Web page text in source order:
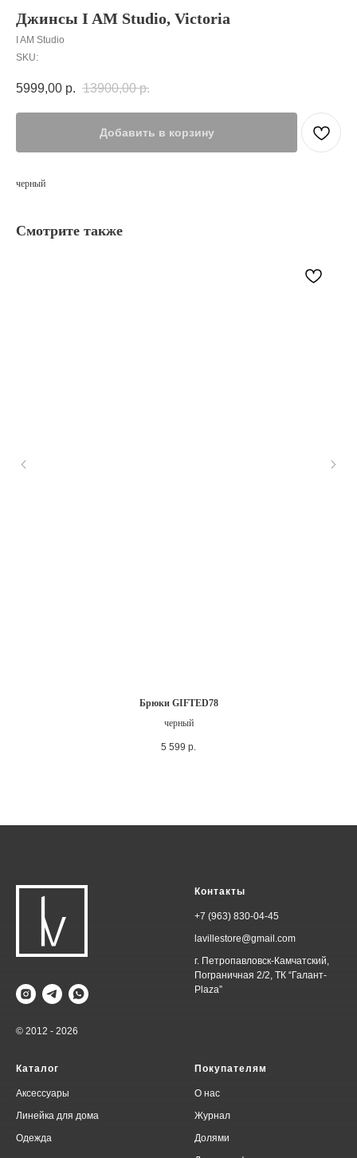
Джинсы I AM Studio, Victoria
I AM Studio
SKU:
5999,00 р. 13900,00 р.
Добавить в корзину
черный
Смотрите также
Брюки GIFTED78
черный
5 599 р.
© 2012 - 2026
Контакты
+7 (963) 830-04-45
lavillestore@gmail.com
г. Петропавловск-Камчатский,
Пограничная 2/2, ТК “Галант-
Plaza”
Каталог
Аксессуары
Линейка для дома
Одежда
Покупателям
О нас
Журнал
Долями